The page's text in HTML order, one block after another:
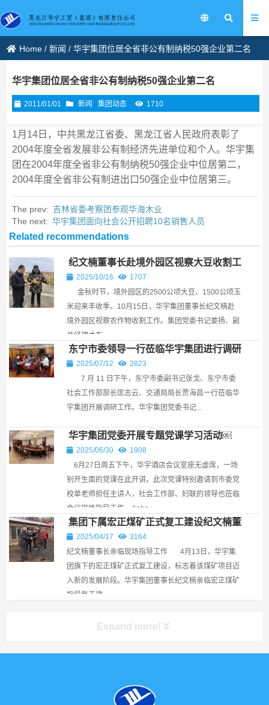
Home /新闻 /华宇集团位居全省非公有制纳税50强企业第二名
华宇集团位居全省非公有制纳税50强企业第二名
2011/01/01 新闻 集团动态 1710
1月14日，中共黑龙江省委、黑龙江省人民政府表彰了
2004年度全省发展非公有制经济先进单位和个人。华宇集
团在2004年度全省非公有制纳税50强企业中位居第二，
2004年度全省非公有制进出口50强企业中位居第三。
The prev: 吉林省委考察团参观华海木业
The next: 华宇集团面向社会公开招聘10名销售人员
Related recommendations
纪文楠董事长赴境外园区视察大豆收割工
作2025/10/16
1707
金秋时节，境外园区的2500公顷大豆、1500公顷玉
米迎来丰收季。10月15日，华宇集团董事长纪文楠赴
境外园区视察农作物收割工作。集团党委书记姜扬、副
总经理才东...
东宁市委领导一行莅临华宇集团进行调研
￼2025/07/12
2823
7 月 11 日下午，东宁市委副书记张戈、东宁市委
社会工作部部长匡志云、交通局局长贾海昌一行莅临华
宇集团开展调研工作。华宇集团党委书记...
华宇集团党委开展专题党课学习活动￼
2025/06/30
1908
6月27日周五下午，华宇酒店会议室座无虚席，一场
别开生面的党课在此开讲。此次党课特别邀请到市委党
校单老师担任主讲人，社会工作部、妇联的领导也莅临
会议现场指导工作。​ &nbs...
集团下属宏正煤矿正式复工建设纪文楠董
事长亲临现场指导工作￼
2025/04/17
3164
纪文楠董事长亲临现场指导工作 4月13日，华宇集
团旗下的宏正煤矿正式复工建设，标志着该煤矿项目迈
入新的发展阶段。华宇集团董事长纪文楠亲临宏正煤矿
指导复工建...
Expand more!